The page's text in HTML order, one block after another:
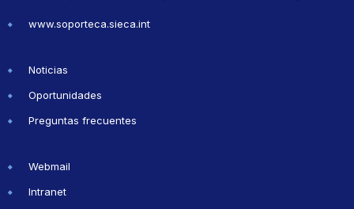
www.soporteca.sieca.int
Noticias
Oportunidades
Preguntas frecuentes
Webmail
Intranet